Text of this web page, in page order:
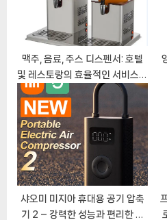
맥주, 음료, 주스 디스펜서: 호텔
및 레스토랑의 효율적인 서비스를
위한 필수품
샤오미 미지아 휴대용 공기 압축
기 2 – 강력한 성능과 편리한 사